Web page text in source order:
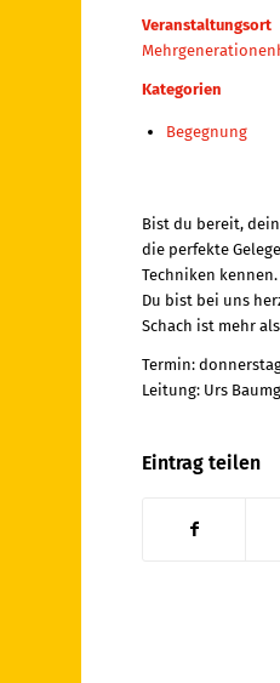
Veranstaltungsort
Kategorien
Begegnung
Bist du bereit,
die perfekte
Techniken kennen.
Du bist bei uns
Schach ist mehr
Termin:
Leitung: Urs
Eintrag teilen